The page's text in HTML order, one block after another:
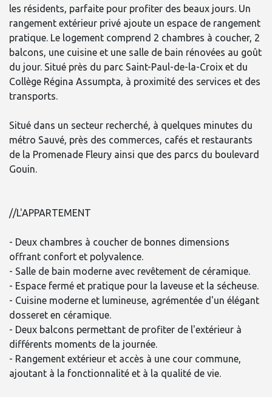
les résidents, parfaite pour profiter des beaux jours. Un
rangement extérieur privé ajoute un espace de rangement
pratique. Le logement comprend 2 chambres à coucher, 2
balcons, une cuisine et une salle de bain rénovées au goût
du jour. Situé près du parc Saint-Paul-de-la-Croix et du
Collège Régina Assumpta, à proximité des services et des
transports.
Situé dans un secteur recherché, à quelques minutes du
métro Sauvé, près des commerces, cafés et restaurants
de la Promenade Fleury ainsi que des parcs du boulevard
Gouin.
//L'APPARTEMENT
- Deux chambres à coucher de bonnes dimensions
offrant confort et polyvalence.
- Salle de bain moderne avec revêtement de céramique.
- Espace fermé et pratique pour la laveuse et la sécheuse.
- Cuisine moderne et lumineuse, agrémentée d'un élégant
dosseret en céramique.
- Deux balcons permettant de profiter de l'extérieur à
différents moments de la journée.
- Rangement extérieur et accès à une cour commune,
ajoutant à la fonctionnalité et à la qualité de vie.